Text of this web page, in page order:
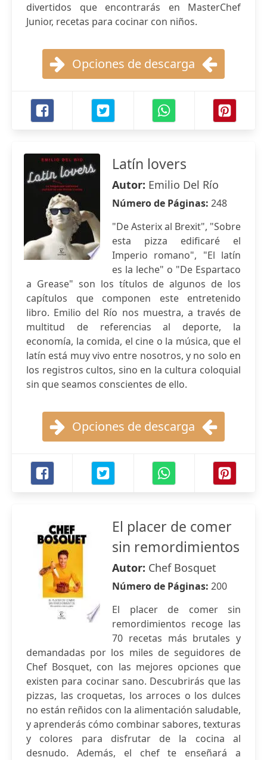
divertidos que encontrarás en MasterChef
Junior, recetas para cocinar con niños.
Opciones de descarga
Latín lovers
Autor: Emilio Del Río
Número de Páginas: 248
"De Asterix al Brexit", "Sobre
esta pizza edificaré el
Imperio romano", "El latín
es la leche" o "De Espartaco
a Grease" son los títulos de algunos de los
capítulos que componen este entretenido
libro. Emilio del Río nos muestra, a través de
multitud de referencias al deporte, la
economía, la comida, el cine o la música, que el
latín está muy vivo entre nosotros, y no solo en
los registros cultos, sino en la cultura coloquial
sin que seamos conscientes de ello.
Opciones de descarga
El placer de comer
sin remordimientos
Autor: Chef Bosquet
Número de Páginas: 200
El placer de comer sin
remordimientos recoge las
70 recetas más brutales y
demandadas por los miles de seguidores de
Chef Bosquet, con las mejores opciones que
existen para cocinar sano. Descubrirás que las
pizzas, las croquetas, los arroces o los dulces
no están reñidos con la alimentación saludable,
y aprenderás cómo combinar sabores, texturas
y colores para disfrutar de la cocina al
desnudo. Además, el chef te enseñará a